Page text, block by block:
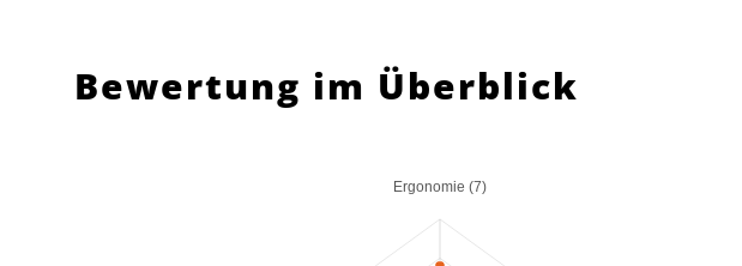
Bewertung im Überblick
Ergonomie (7)